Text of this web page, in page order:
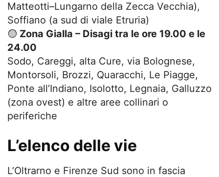
Matteotti–Lungarno della Zecca Vecchia),
Soffiano (a sud di viale Etruria)
🟡 Zona Gialla – Disagi tra le ore 19.00 e le
24.00
Sodo, Careggi, alta Cure, via Bolognese,
Montorsoli, Brozzi, Quaracchi, Le Piagge,
Ponte all’Indiano, Isolotto, Legnaia, Galluzzo
(zona ovest) e altre aree collinari o
periferiche
L’elenco delle vie
L’Oltrarno e Firenze Sud sono in fascia